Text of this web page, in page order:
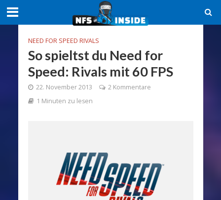
NEED FOR SPEED RIVALS
So spieltst du Need for
Speed: Rivals mit 60 FPS
22. November 2013
2 Kommentare
1 Minuten zu lesen